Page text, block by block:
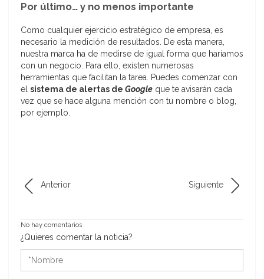
Por último… y no menos importante
Como cualquier ejercicio estratégico de empresa, es
necesario la medición de resultados. De esta manera,
nuestra marca ha de medirse de igual forma que haríamos
con un negocio. Para ello, existen numerosas
herramientas que facilitan la tarea. Puedes comenzar con
el sistema de alertas de Google que te avisarán cada
vez que se hace alguna mención con tu nombre o blog,
por ejemplo.
Anterior Siguiente
No hay comentarios
¿Quieres comentar la noticia?
*Nombre